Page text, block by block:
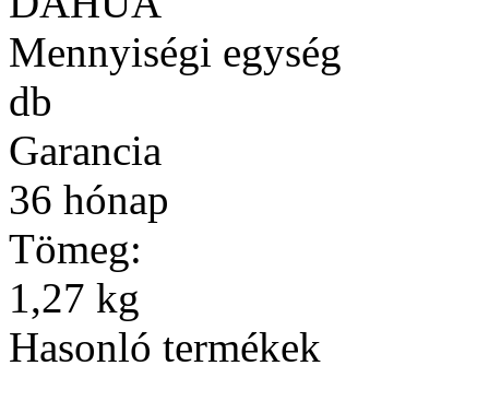
Mennyiségi egység
db
Garancia
36 hónap
Tömeg:
1,27 kg
Hasonló termékek